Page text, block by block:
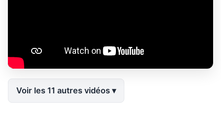
Voir les 11 autres vidéos